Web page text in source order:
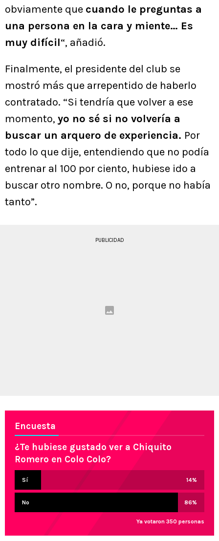
obviamente que cuando le preguntas a
una persona en la cara y miente… Es
muy difícil“, añadió.
Finalmente, el presidente del club se
mostró más que arrepentido de haberlo
contratado. “Si tendría que volver a ese
momento, yo no sé si no volvería a
buscar un arquero de experiencia. Por
todo lo que dije, entendiendo que no podía
entrenar al 100 por ciento, hubiese ido a
buscar otro nombre. O no, porque no había
tanto”.
PUBLICIDAD
Encuesta
¿Te hubiese gustado ver a Chiquito
Romero en Colo Colo?
Sí 14%
No 86%
Ya votaron 350 personas